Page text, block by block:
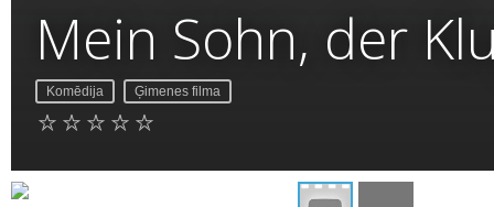
Mein Sohn, der
Komēdija Ģimenes filma